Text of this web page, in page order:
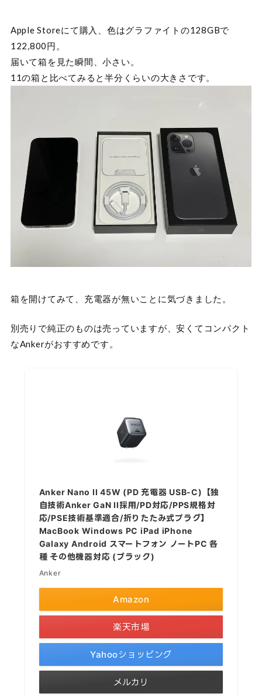
Apple Storeにて購入、色はグラファイトの128GBで
122,800円。
届いて箱を見た瞬間、小さい。
11の箱と比べてみると半分くらいの大きさです。
箱を開けてみて、充電器が無いことに気づきました。
別売りで純正のものは売っていますが、安くてコンパクト
なAnkerがおすすめです。
Anker Nano II 45W (PD 充電器 USB-C)【独
自技術Anker GaN II採用/PD対応/PPS規格対
応/PSE技術基準適合/折りたたみ式プラグ】
MacBook Windows PC iPad iPhone
Galaxy Android スマートフォン ノートPC 各
種 その他機器対応 (ブラック)
Anker
Amazon
楽天市場
Yahooショッピング
メルカリ